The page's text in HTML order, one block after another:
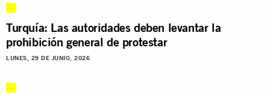
Turquía: Las autoridades deben levantar la
prohibición general de protestar
LUNES, 29 DE JUNIO, 2026